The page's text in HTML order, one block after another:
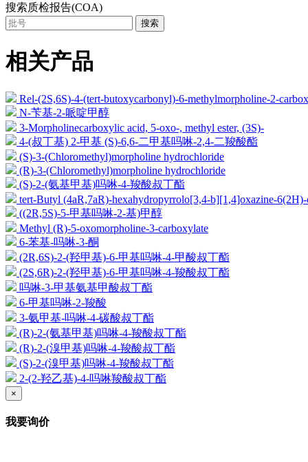
搜索质检报告(COA)
搜索
相关产品
Rel-(2S,6S)-4-(tert-butoxycarbonyl)-6-methylmorpholine-2-
N-苄基-2-哌啶甲醇
3-Morpholinecarboxylic acid, 5-oxo-, methyl ester, (3S)-
4-(叔丁基) 2-甲基 (S)-6,6-二甲基吗啉-2,4-二羧酸酯
(S)-3-(Chloromethyl)morpholine hydrochloride
(R)-3-(Chloromethyl)morpholine hydrochloride
(S)-2-(氨基甲基)吗啉-4-羧酸叔丁酯
tert-Butyl (4aR,7aR)-hexahydropyrrolo[3,4-b][1,4]oxazine-
((2R,5S)-5-甲基吗啉-2-基)甲醇
Methyl (R)-5-oxomorpholine-3-carboxylate
6-苯基-吗啉-3-酮
(2R,6S)-2-(羟甲基)-6-甲基吗啉-4-甲酸叔丁酯
(2S,6R)-2-(羟甲基)-6-甲基吗啉-4-羧酸叔丁酯
吗啉-3-甲基氨基甲酸叔丁酯
6-甲基吗啉-2-羧酸
3-氨甲基-吗啉-4-碳酸叔丁酯
(R)-2-(氨基甲基)吗啉-4-羧酸叔丁酯
(R)-2-(溴甲基)吗啉-4-羧酸叔丁酯
(S)-2-(溴甲基)吗啉-4-羧酸叔丁酯
2-(2-羟乙基)-4-吗啉羧酸叔丁酯
×
我要询价